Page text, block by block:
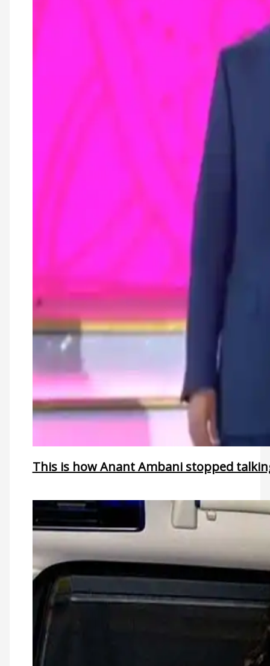
This is how Anant Ambani stopped